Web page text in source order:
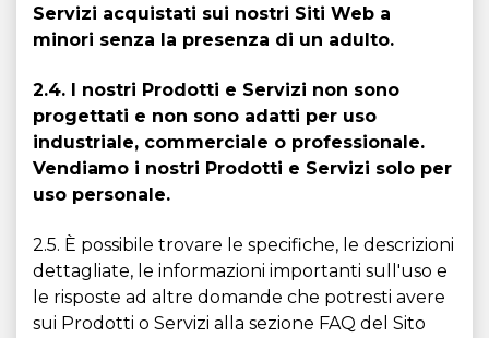
Servizi acquistati sui nostri Siti Web a
minori senza la presenza di un adulto.
2.4. I nostri Prodotti e Servizi non sono
progettati e non sono adatti per uso
industriale, commerciale o professionale.
Vendiamo i nostri Prodotti e Servizi solo per
uso personale.
2.5. È possibile trovare le specifiche, le descrizioni
dettagliate, le informazioni importanti sull'uso e
le risposte ad altre domande che potresti avere
sui Prodotti o Servizi alla sezione FAQ del Sito